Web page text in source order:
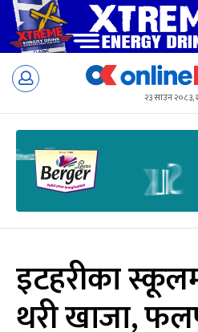
Skip
२३ साउन २०८३,
इटहरीका
थरी खाजा,